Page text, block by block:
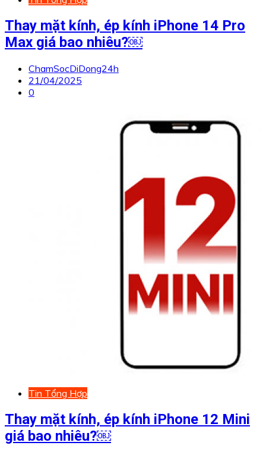
Thay mặt kính, ép kính iPhone 14 Pro
Max giá bao nhiêu?￼
ChamSocDiDong24h
21/04/2025
0
Tin Tổng Hợp
Thay mặt kính, ép kính iPhone 12 Mini
giá bao nhiêu?￼